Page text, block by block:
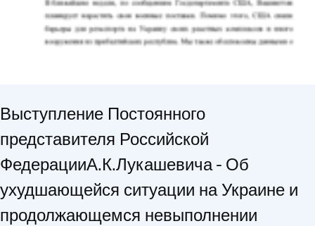
Выступление Постоянного
представителя Российской
ФедерацииА.К.Лукашевича - Об
ухудшающейся ситуации на Украине и
продолжающемся невыполнении